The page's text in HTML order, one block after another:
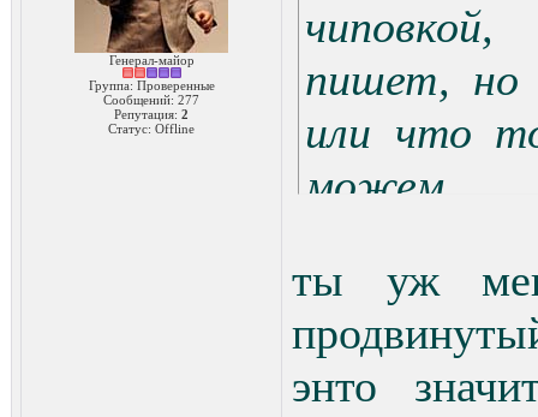
Генерал-майор
Группа: Проверенные
Сообщений: 277
Репутация: 2
Статус: Offline
пишет, но
или что
можем
ты уж
энто